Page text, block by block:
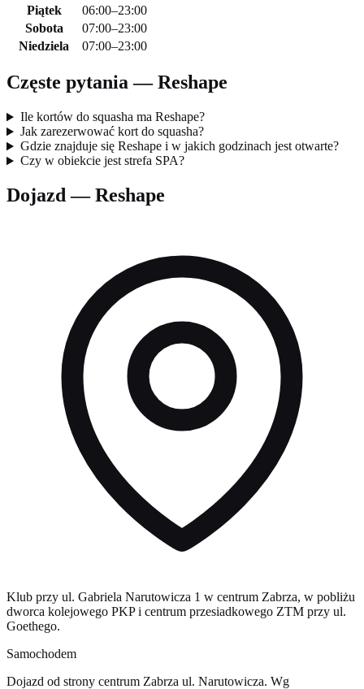
Piątek
06:00–23:00
Sobota
07:00–23:00
Niedziela
07:00–23:00
Częste pytania — Reshape
Ile kortów do squasha ma Reshape?
Jak zarezerwować kort do squasha?
Gdzie znajduje się Reshape i w jakich godzinach jest otwarte?
Czy w obiekcie jest strefa SPA?
Dojazd — Reshape
Klub przy ul. Gabriela Narutowicza 1 w centrum Zabrza, w pobliżu
dworca kolejowego PKP i centrum przesiadkowego ZTM przy ul.
Goethego.
Samochodem
Dojazd od strony centrum Zabrza ul. Narutowicza. Wg